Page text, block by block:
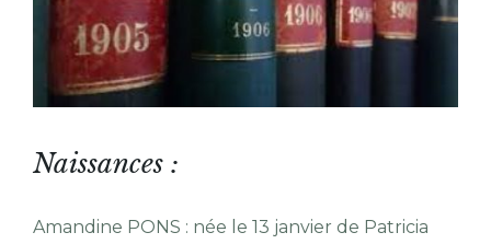
Naissances :
Amandine PONS : née le 13 janvier de Patricia